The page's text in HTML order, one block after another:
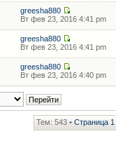
greesha880
Вт фев 23, 2016 4:41 pm
greesha880
Вт фев 23, 2016 4:41 pm
greesha880
Вт фев 23, 2016 4:40 pm
Тем: 543 • Страница 1